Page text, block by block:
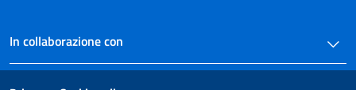
In collaborazione con